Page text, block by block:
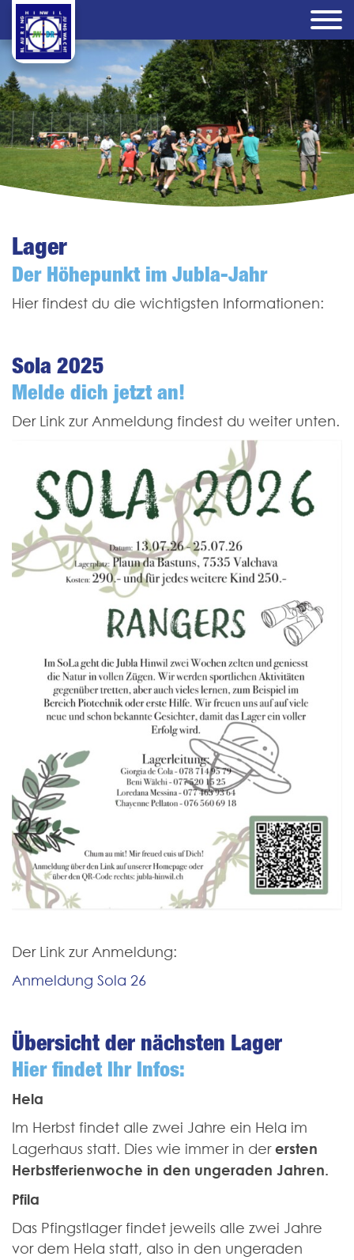
Lager
Der Höhepunkt im Jubla-Jahr
Hier findest du die wichtigsten Informationen:
Sola 2025
Melde dich jetzt an!
Der Link zur Anmeldung findest du weiter unten.
Der Link zur Anmeldung:
Anmeldung Sola 26
Übersicht der nächsten Lager
Hier findet Ihr Infos:
Hela
Im Herbst findet alle zwei Jahre ein Hela im
Lagerhaus statt. Dies wie immer in derersten
Herbstferienwoche in den ungeraden Jahren.
Pfila
Das Pfingstlager findet jeweils alle zwei Jahre
vor dem Hela statt, also in den ungeraden